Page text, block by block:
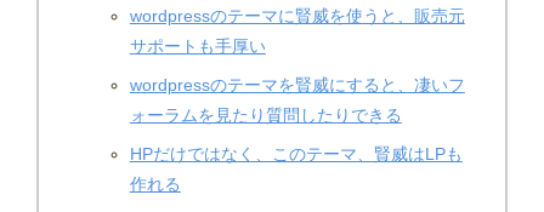
wordpressのテーマに賢威を使うと、販売元
サポートも手厚い
wordpressのテーマを賢威にすると、凄いフ
ォーラムを見たり質問したりできる
HPだけではなく、このテーマ、賢威はLPも
作れる